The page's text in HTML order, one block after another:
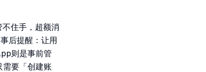
住手，超额消
后提醒：让用
则是事前管
要「创建账